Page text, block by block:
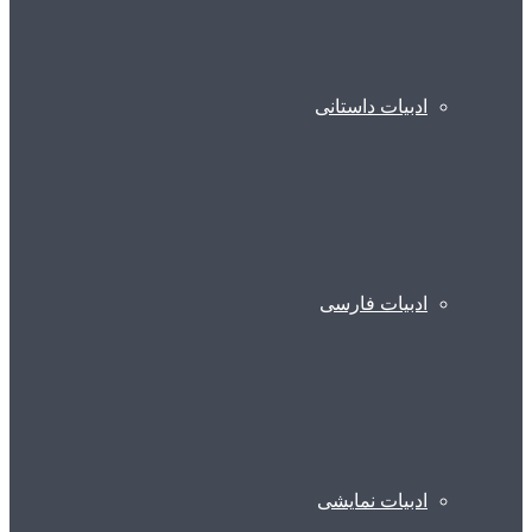
ادبیات داستانی
ادبیات فارسی
ادبیات نمایشی